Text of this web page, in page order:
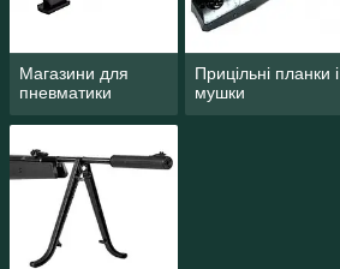
Магазини для
пневматики
Прицільні планки і
мушки